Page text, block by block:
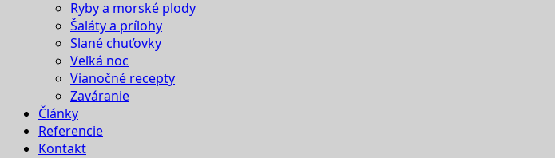
Ryby a morské plody
Šaláty a prílohy
Slané chuťovky
Veľká noc
Vianočné recepty
Zaváranie
Články
Referencie
Kontakt